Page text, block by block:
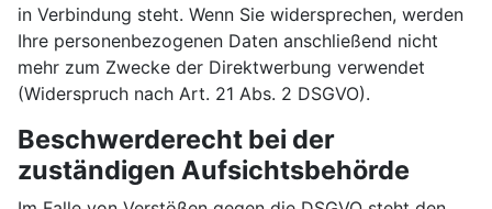
in Verbindung steht. Wenn Sie widersprechen, werden
Ihre personenbezogenen Daten anschließend nicht
mehr zum Zwecke der Direktwerbung verwendet
(Widerspruch nach Art. 21 Abs. 2 DSGVO).
Beschwerderecht bei der
zuständigen Aufsichtsbehörde